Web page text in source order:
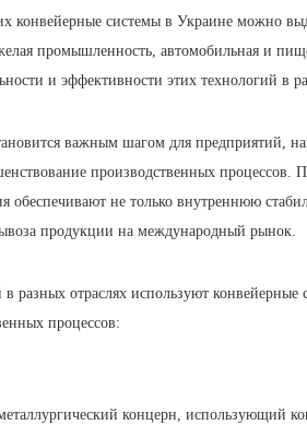
конвейерные системы в Украине можно
промышленность, автомобильная и
и эффективности этих технологий в
важным шагом для предприятий,
производственных процессов.
обеспечивают не только внутреннюю
продукции на международный рынок.
разных отраслях используют
процессов:
концерн, использующий